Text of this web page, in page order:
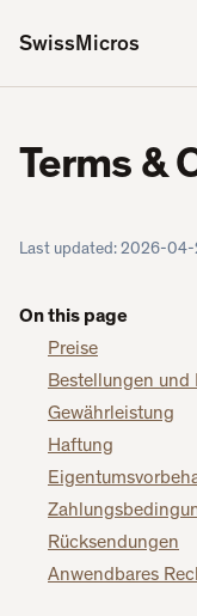
SwissMicros
Terms &
Last updated:2026-04-
On this page
Preise
Bestellungen und
Gewährleistung
Haftung
Rücksendungen
Anwendbares